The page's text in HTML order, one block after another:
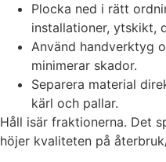
Plocka ned i rätt
installationer, ytskikt,
Använd handverktyg
minimerar skador.
Separera material
kärl och pallar.
Håll isär fraktionerna. Det
höjer kvaliteten på